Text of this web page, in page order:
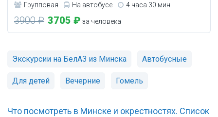
Групповая На автобусе 4 часа 30 мин.
3900 ₽ 3705 ₽ за человека
Экскурсии на БелАЗ из Минска Автобусные
Для детей Вечерние Гомель
Что посмотреть в Минске и окрестностях. Список